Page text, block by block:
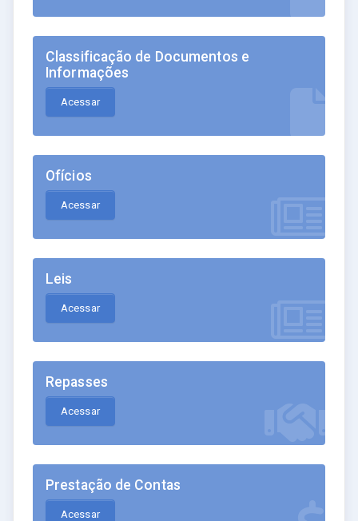
Classificação de Documentos e
Informações
Acessar
Ofícios
Acessar
Leis
Acessar
Repasses
Acessar
Prestação de Contas
Acessar